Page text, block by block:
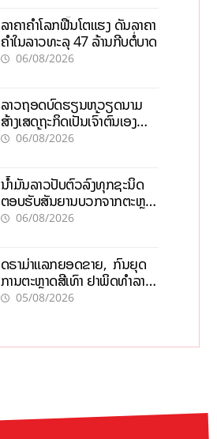
ລາຄາຄຳໂລກຟື້ນໂຕແຮງ ດັນລາຄາ
ຄຳໃນລາວທະລຸ 47 ລ້ານກີບຕໍ່ບາດ
06/08/2026
ລາວຖອດບົດຮຽນຫວຽດນາມ
ສ້າງເສດຖະກິດເປັນເຈົ້າຕົນເອງ
ກ້າວສູ່ເປົ້າໝາຍ 2035
06/08/2026
ນໍ້າມັນລາວປັບຕົວລົງທຸກຊະນິດ
ຕອບຮັບສັນຍານບວກຈາກຕະຫຼາດ
ໂລກ ແລະ ຊ່ອງແຄບຮໍມູສ
06/08/2026
ດຣາມ່າແລກຍອດຂາຍ, ກົນຍຸດ
ການຕະຫຼາດສີເທົາ ຢາພິດທຳລາຍ
ທຸລະກິດ ໄລຍະຍາວ
05/08/2026